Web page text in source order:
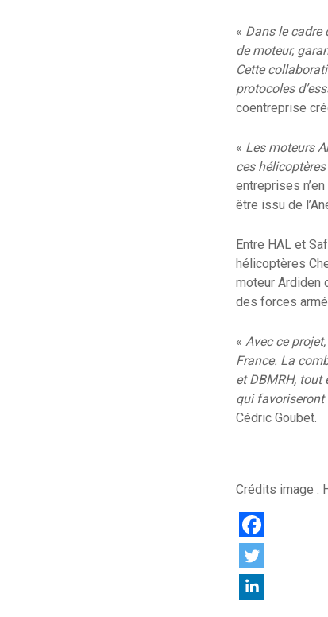
« Dans le cadre
de moteur,
Cette
protocoles
coentreprise
« Les moteurs
ces
entreprises
être issu de
Entre HAL et
hélicoptères
moteur Ardiden
des forces
« Avec ce
France. La
et DBMRH,
qui favoriseront
Cédric Goubet.
Crédits image :